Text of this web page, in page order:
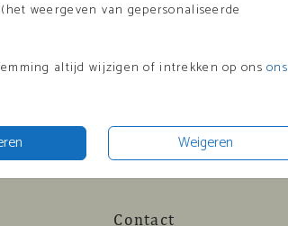
weergeven van gepersonaliseerde
altijd wijzigen of intrekken op onsons
Weigeren
Contact